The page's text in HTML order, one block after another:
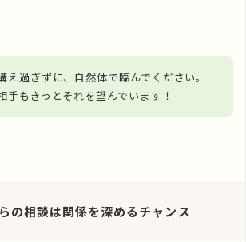
え過ぎずに、自然体で臨んでください。
手もきっとそれを望んでいます！
の相談は関係を深めるチャンス